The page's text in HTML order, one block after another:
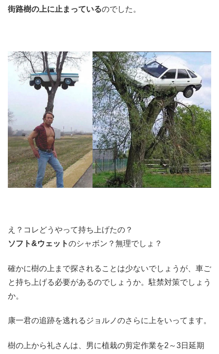
街路樹の上に止まっているのでした。
え？コレどうやって持ち上げたの？
ソフト&ウェットのシャボン？無理でしょ？
確かに樹の上まで探されることは少ないでしょうが、車ご
と持ち上げる必要があるのでしょうか。駐禁対策でしょう
か。
康一君の追跡を逃れるジョルノのさらに上をいってます。
樹の上から礼さんは、男に植栽の剪定作業を2～3日延期